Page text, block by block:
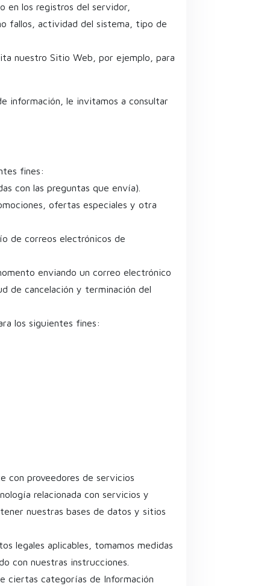
en los registros del servidor,
fallos, actividad del sistema, tipo de
nuestro Sitio Web, por ejemplo, para
información, le invitamos a consultar
fines:
con las preguntas que envía).
ofertas especiales y otra
de correos electrónicos de
enviando un correo electrónico
de cancelación y terminación del
los siguientes fines:
con proveedores de servicios
relacionada con servicios y
nuestras bases de datos y sitios
legales aplicables, tomamos medidas
con nuestras instrucciones.
ciertas categorías de Información